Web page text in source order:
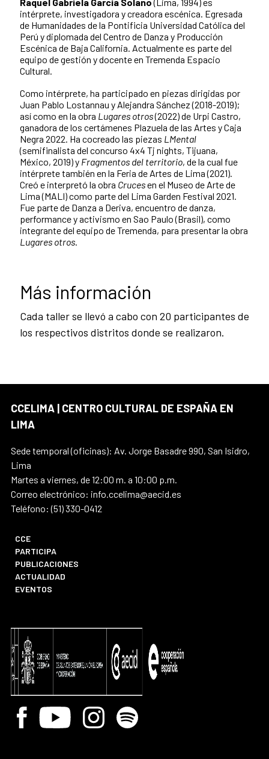
intérprete, investigadora y creadora escénica. Egresada
de Humanidades de la Pontificia Universidad Católica del
Perú y diplomada del Centro de Danza y Producción
Escénica de Baja California. Actualmente es parte del
equipo de gestión y docente en Tremenda Espacio
Cultural.
Como intérprete, ha participado en piezas dirigidas por
Juan Pablo Lostannau y Alejandra Sánchez (2018-2019);
así como en la obra Lugares otros(2022) de Urpi Castro,
ganadora de los certámenes Plazuela de las Artes y Caja
Negra 2022. Ha cocreado las piezas LMental
(semifinalista del concurso 4x4 Tj nights, Tijuana,
México, 2019) y Fragmentos del territorio, de la cual fue
intérprete también en la Feria de Artes de Lima (2021).
Creó e interpretó la obra Crucesen el Museo de Arte de
Lima (MALI) como parte del Lima Garden Festival 2021.
Fue parte de Danza a Deriva, encuentro de danza,
performance y activismo en Sao Paulo (Brasil), como
integrante del equipo de Tremenda, para presentar la obra
Lugares otros.
Más información
Cada taller se llevó a cabo con 20 participantes de
los respectivos distritos donde se realizaron.
CCELIMA | CENTRO CULTURAL DE ESPAÑA EN
LIMA
Sede temporal (oficinas): Av. Jorge Basadre 990, San Isidro,
Lima
Martes a viernes, de 12:00 m. a 10:00 p.m.
Correo electrónico: info.ccelima@aecid.es
Teléfono: (51) 330-0412
CCE
PARTICIPA
PUBLICACIONES
ACTUALIDAD
EVENTOS
Facebook
Youtube InstagramSpotify